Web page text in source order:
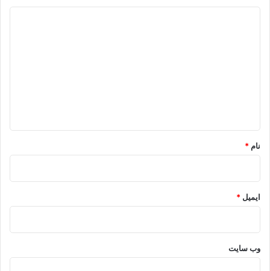
نام *
ایمیل *
وب‌ سایت